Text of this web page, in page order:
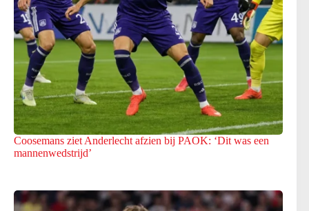
Coosemans ziet Anderlecht afzien bij PAOK: ‘Dit was een
mannenwedstrijd’